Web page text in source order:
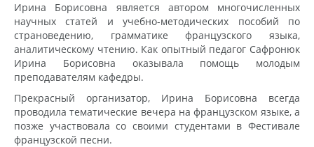
Ирина Борисовна является автором многочисленных
научных статей и учебно-методических пособий по
страноведению, грамматике французского языка,
аналитическому чтению. Как опытный педагог Сафронюк
Ирина Борисовна оказывала помощь молодым
преподавателям кафедры.
Прекрасный организатор, Ирина Борисовна всегда
проводила тематические вечера на французском языке, а
позже участвовала со своими студентами в Фестивале
французской песни.